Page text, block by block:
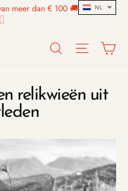
van meer dan € 100 🚚 🇧🇪🇳🇱
SearchSite
relikwieën uit
NL